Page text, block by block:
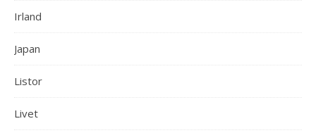
Irland
Japan
Listor
Livet